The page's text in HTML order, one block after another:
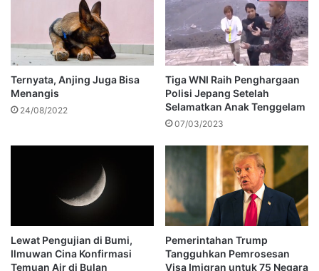
Ternyata, Anjing Juga Bisa
Menangis
24/08/2022
Tiga WNI Raih Penghargaan
Polisi Jepang Setelah
Selamatkan Anak Tenggelam
07/03/2023
Lewat Pengujian di Bumi,
Ilmuwan Cina Konfirmasi
Temuan Air di Bulan
Pemerintahan Trump
Tangguhkan Pemrosesan
Visa Imigran untuk 75 Negara